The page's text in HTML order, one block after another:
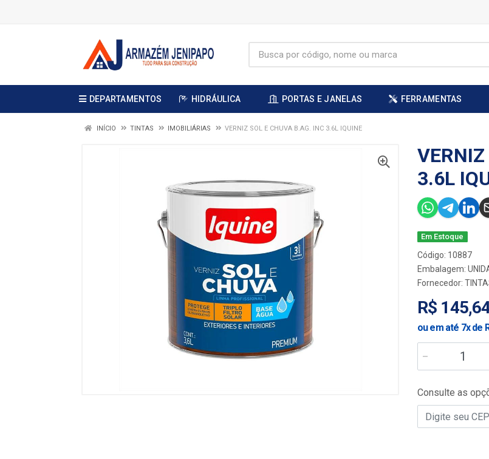
DEPARTAMENTOS HIDRÁULICA PORTAS E JANELAS FERRAMENTAS
INÍCIO TINTAS IMOBILIÁRIAS VERNIZ SOL E CHUVA B.AG. INC 3.6L IQUINE
3.6L
Em Estoque
Código: 10887
Embalagem:
Fornecedor:
R$
ou em até 7x de
Consulte as